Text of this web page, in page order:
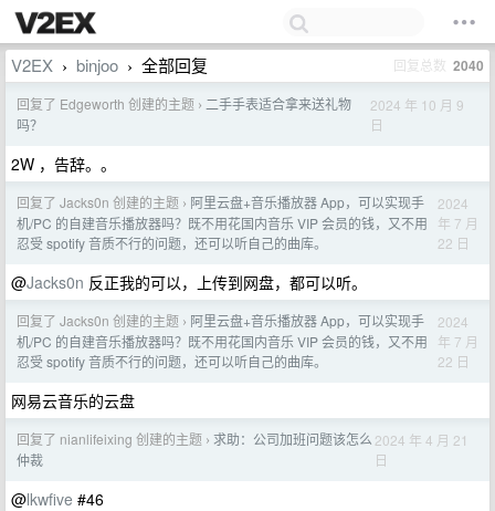
V2EX › binjoo › 全部回复 回复总数 2040
回复了 Edgeworth 创建的主题 › 二手手表适合拿来送礼物
吗？
2024 年 10 月 9
日
2W ，告辞。。
回复了 Jacks0n 创建的主题 › 阿里云盘+音乐播放器 App，可以实现手
机/PC 的自建音乐播放器吗？既不用花国内音乐 VIP 会员的钱，又不用
忍受 spotify 音质不行的问题，还可以听自己的曲库。
2024
年 7 月
22 日
@Jacks0n 反正我的可以，上传到网盘，都可以听。
回复了 Jacks0n 创建的主题 › 阿里云盘+音乐播放器 App，可以实现手
机/PC 的自建音乐播放器吗？既不用花国内音乐 VIP 会员的钱，又不用
忍受 spotify 音质不行的问题，还可以听自己的曲库。
2024
年 7 月
22 日
网易云音乐的云盘
回复了 nianlifeixing 创建的主题 › 求助：公司加班问题该怎么
仲裁
2024 年 4 月 21
日
@lkwfive #46